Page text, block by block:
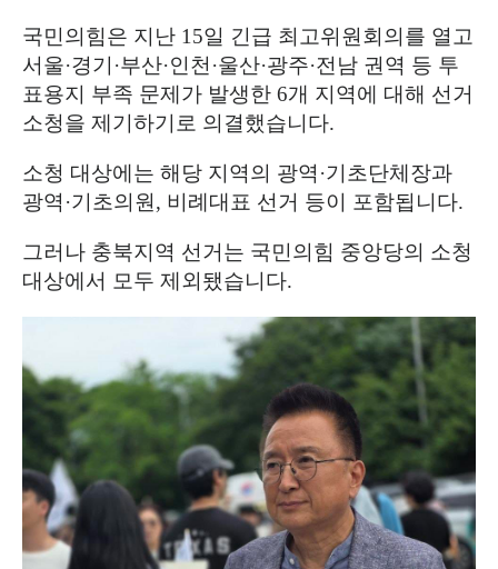
국민의힘은 지난 15일 긴급 최고위원회의를 열고
서울·경기 ·부산·인천 ·울산·광주·전남 권역 등 투
표용지 부족 문제가 발생한 6개 지역에 대해 선거
소청을 제기하기로 의결했습니다.
소청 대상에는 해당 지역의 광역 ·기초단체장과
광역 ·기초의원, 비례대표 선거 등이 포함됩니다.
그러나 충북지역 선거는 국민의힘 중앙당의 소청
대상에서 모두 제외됐습니다.